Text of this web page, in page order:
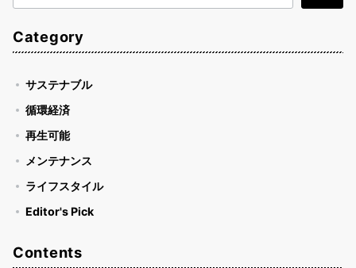
索
Category
サステナブル
循環経済
再生可能
メンテナンス
ライフスタイル
Editor's Pick
Contents